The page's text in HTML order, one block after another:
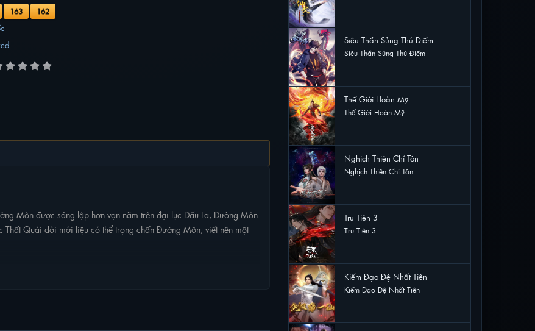
163 162
Môn được sáng lập hơn vạn năm trên đại lục Đấu La, Đường Môn
Thất Quái đời mới liệu có thể trọng chấn Đường Môn, viết nên một
Siêu Thần Sủng Thú Điếm
Siêu Thần Sủng Thú Điếm
Thế Giới Hoàn Mỹ
Thế Giới Hoàn Mỹ
Nghịch Thiên Chí Tôn
Nghịch Thiên Chí Tôn
Tru Tiên 3
Tru Tiên 3
Kiếm Đạo Đệ Nhất Tiên
Kiếm Đạo Đệ Nhất Tiên